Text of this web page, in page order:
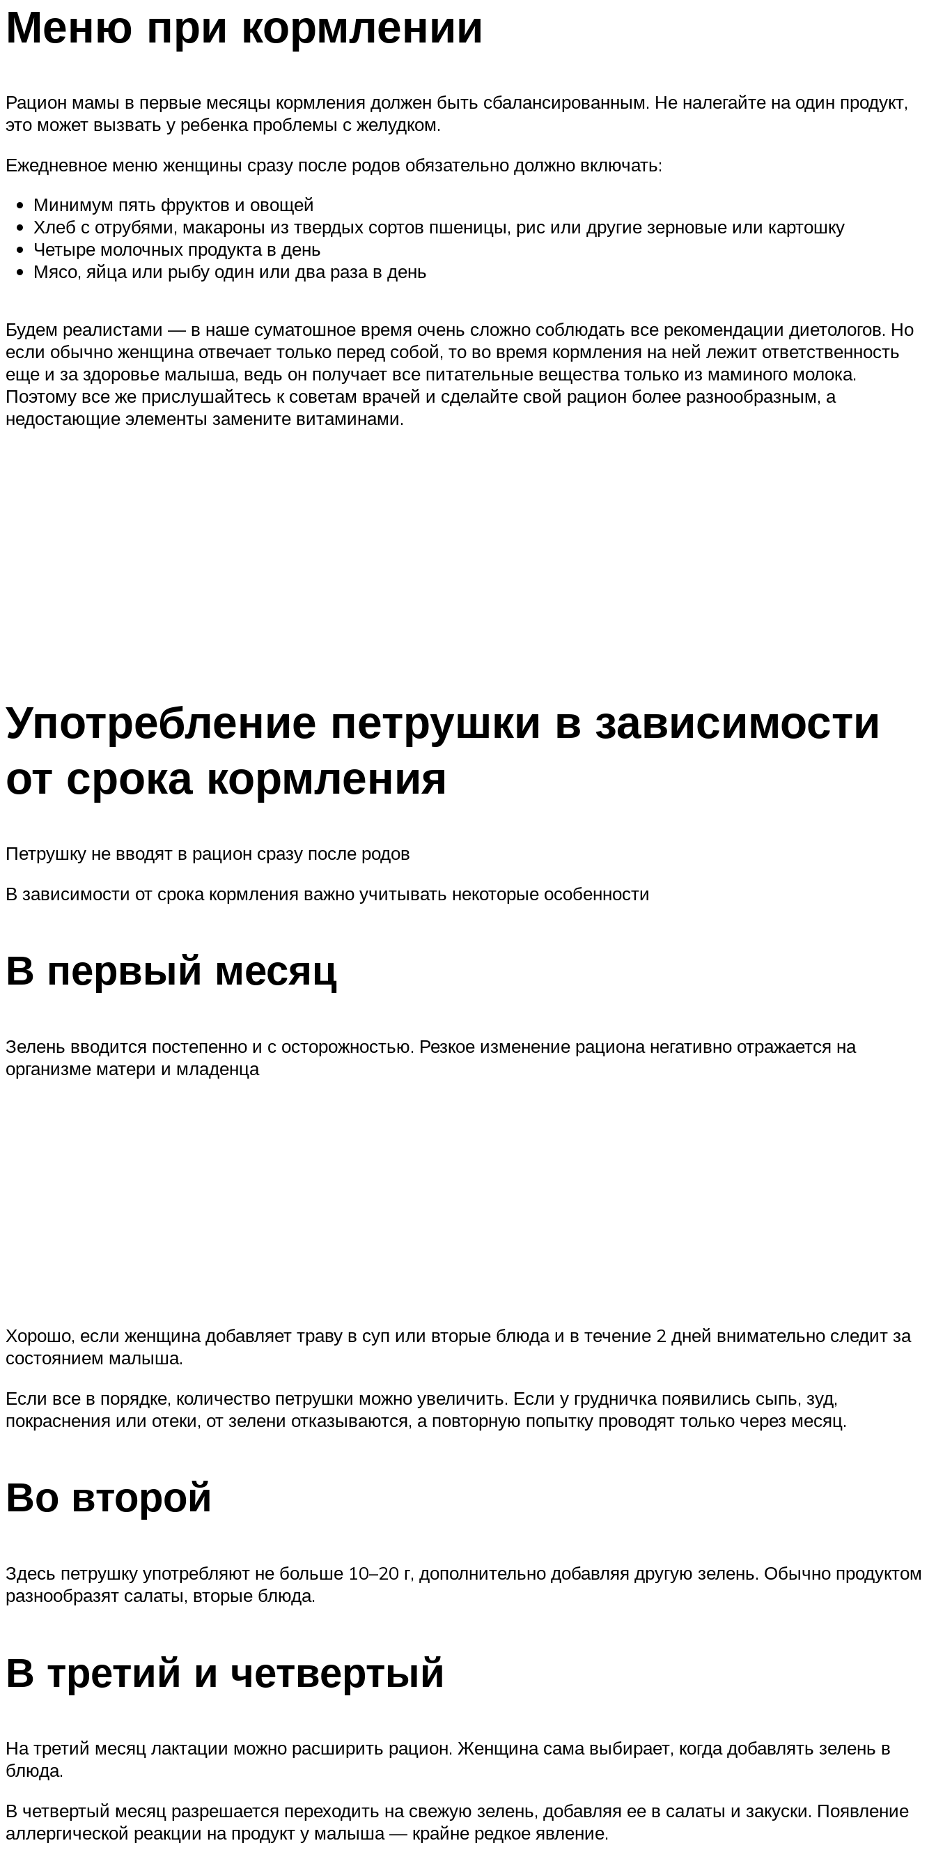
Меню при кормлении
Рацион мамы в первые месяцы кормления должен быть сбалансированным. Не налегайте на один продукт,
это может вызвать у ребенка проблемы с желудком.
Ежедневное меню женщины сразу после родов обязательно должно включать:
Минимум пять фруктов и овощей
Хлеб с отрубями, макароны из твердых сортов пшеницы, рис или другие зерновые или картошку
Четыре молочных продукта в день
Мясо, яйца или рыбу один или два раза в день
Будем реалистами — в наше суматошное время очень сложно соблюдать все рекомендации диетологов. Но
если обычно женщина отвечает только перед собой, то во время кормления на ней лежит ответственность
еще и за здоровье малыша, ведь он получает все питательные вещества только из маминого молока.
Поэтому все же прислушайтесь к советам врачей и сделайте свой рацион более разнообразным, а
недостающие элементы замените витаминами.
Употребление петрушки в зависимости
от срока кормления
Петрушку не вводят в рацион сразу после родов
В зависимости от срока кормления важно учитывать некоторые особенности
В первый месяц
Зелень вводится постепенно и с осторожностью. Резкое изменение рациона негативно отражается на
организме матери и младенца
Хорошо, если женщина добавляет траву в суп или вторые блюда и в течение 2 дней внимательно следит за
состоянием малыша.
Если все в порядке, количество петрушки можно увеличить. Если у грудничка появились сыпь, зуд,
покраснения или отеки, от зелени отказываются, а повторную попытку проводят только через месяц.
Во второй
Здесь петрушку употребляют не больше 10–20 г, дополнительно добавляя другую зелень. Обычно продуктом
разнообразят салаты, вторые блюда.
В третий и четвертый
На третий месяц лактации можно расширить рацион. Женщина сама выбирает, когда добавлять зелень в
блюда.
В четвертый месяц разрешается переходить на свежую зелень, добавляя ее в салаты и закуски. Появление
аллергической реакции на продукт у малыша — крайне редкое явление.